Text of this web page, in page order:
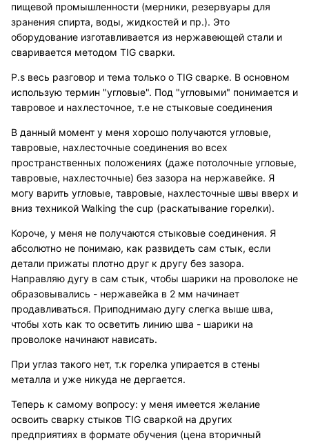
пищевой промышленности (мерники, резервуары для
зранения спирта, воды, жидкостей и пр.). Это
оборудование изготавливается из нержавеющей стали и
сваривается методом TIG сварки.
P.s весь разговор и тема только о TIG сварке. В основном
использую термин "угловые". Под "угловыми" понимается и
тавровое и нахлесточное, т.е не стыковые соединения
В данный момент у меня хорошо получаются угловые,
тавровые, нахлесточные соединения во всех
пространственных положениях (даже потолочные угловые,
тавровые, нахлесточные) без зазора на нержавейке. Я
могу варить угловые, тавровые, нахлесточные швы вверх и
вниз техникой Walking the cup (раскатывание горелки).
Короче, у меня не получаются стыковые соединения. Я
абсолютно не понимаю, как развидеть сам стык, если
детали прижаты плотно друг к другу без зазора.
Направляю дугу в сам стык, чтобы шарики на проволоке не
образовывались - нержавейка в 2 мм начинает
продавливаться. Приподнимаю дугу слегка выше шва,
чтобы хоть как то осветить линию шва - шарики на
проволоке начинают нависать.
При углаз такого нет, т.к горелка упирается в стены
металла и уже никуда не дергается.
Теперь к самому вопросу: у меня имеется желание
освоить сварку стыков TIG сваркой на других
предприятиях в формате обучения (цена вторичный